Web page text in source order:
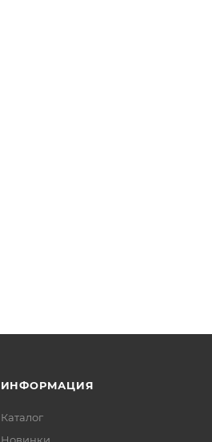
ИНФОРМАЦИЯ
Каталог